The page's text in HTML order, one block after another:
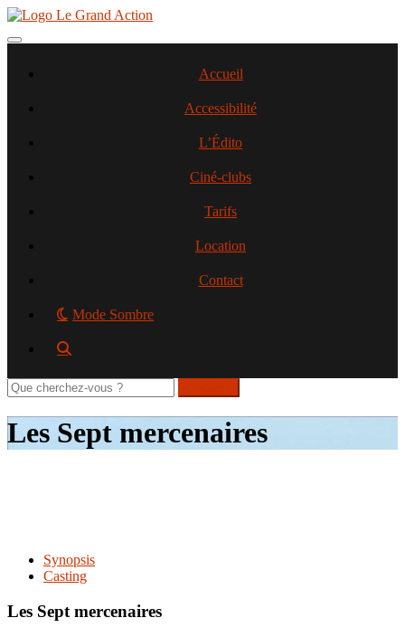
Aller
contenu
Toggle navigation
Accueil
Accessibilité
L’Édito
Ciné-clubs
Tarifs
Location
Contact
Mode Sombre
Rechercher
sur
le
site
Les Sept mercenaires
Synopsis
Casting
Les Sept mercenaires